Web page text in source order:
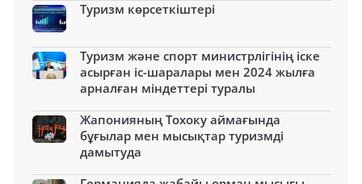
Туризм көрсеткіштері
Туризм және спорт министрлігінің іске
асырған іс-шаралары мен 2024 жылға
арналған міндеттері туралы
Жапонияның Тохоку аймағында
бұғылар мен мысықтар туризмді
дамытуда